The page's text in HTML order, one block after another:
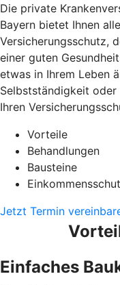
Die private
Bayern bietet Ihnen
Versicherungsschutz,
einer guten
etwas in Ihrem Leben
Selbstständigkeit oder
Ihren
Vorteile
Behandlungen
Bausteine
Jetzt Termin
Einfaches